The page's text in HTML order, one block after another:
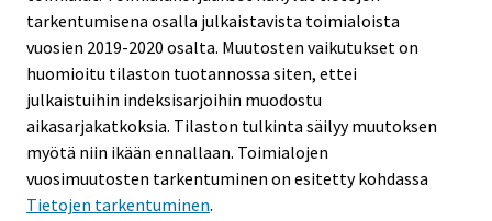
tarkentumisena osalla julkaistavista toimialoista
vuosien 2019-2020 osalta. Muutosten vaikutukset on
huomioitu tilaston tuotannossa siten, ettei
julkaistuihin indeksisarjoihin muodostu
aikasarjakatkoksia. Tilaston tulkinta säilyy muutoksen
myötä niin ikään ennallaan. Toimialojen
vuosimuutosten tarkentuminen on esitetty kohdassa
Tietojen tarkentuminen.